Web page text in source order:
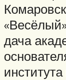
дача